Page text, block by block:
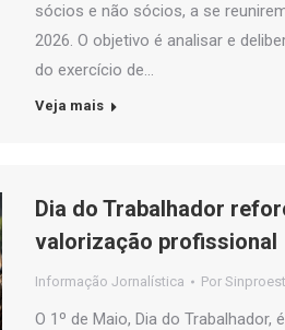
sócios e não sócios, a se
2026. O objetivo é analisar e
do exercício de…
Veja mais
Dia do Trabalhador
valorização profissional
Informação Jornalística Por
O 1º de Maio, Dia do